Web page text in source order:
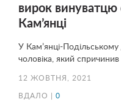
вирок
Кам’янці
У Кам’янці-Подільському
чоловіка, який
12 ЖОВТНЯ, 2021
ВДАЛО | 0